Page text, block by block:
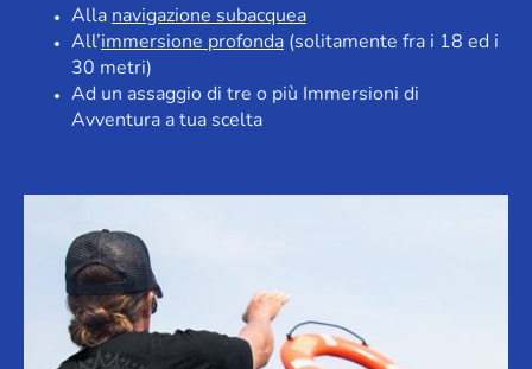
Alla navigazione subacquea
All’immersione profonda (solitamente fra i 18 ed i
30 metri)
Ad un assaggio di tre o più Immersioni di
Avventura a tua scelta